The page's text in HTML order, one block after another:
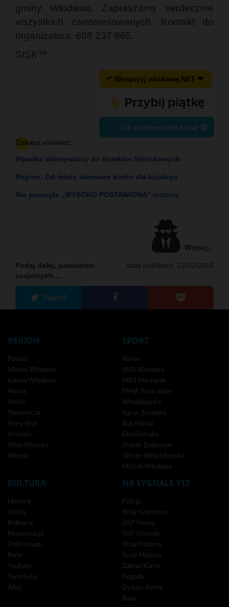
gminy Włodawa. Zapraszamy serdecznie
wszystkich zainteresowanych. Kontakt do
organizatora: 608 237 865.
SISK™
↶ Wesprzyj wlodawę.NET ❤
lub postaw nam kawę 😍
Zobacz również:
Wpadka włamywaczy do domków letniskowych
Region: Od środy darmowe konto dla każdego
Nie pomogła „WYSOKO POSTAWIONA” rodzina
Więcej...
data publikacji: 22/10/2016
Podaj dalej, powiadom
znajomych....
Tweet
REGION
Powiat
Miasto Włodawa
Gmina Włodawa
Hanna
Hańsk
Sławatycze
Stary Brus
Urszulin
Wola Uhruska
Wyryki
SPORT
Kibice
SMS Włodawa
MKS Mechanik
MMA Pankration
Włodawianka
Agros Suchawa
Bug Hanna
Eko Różnaka
Hutnik Dubeczno
Vitrum Wola Uhruska
MOSIR Włodawa
KULTURA
Historia
Hobby
Kulinaria
Motoryzacja
Zrób to sam
Ferie
Youtube
Turystyka
Afisz
NA SYGNALE 112
Policja
Straż Graniczna
OSP Hanna
OSP Urszulin
Straż Pożarna
Straż Miejska
Zakład Karny
Pogoda
Dyżury Aptek
Busy